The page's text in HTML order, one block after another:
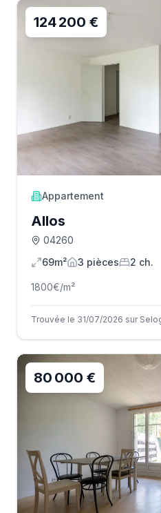
124 200 €
Appartement
Allos
04260
69m²
3 pièces 2 ch.
1800€/m²
Trouvée le 31/07/2026 sur
80 000 €